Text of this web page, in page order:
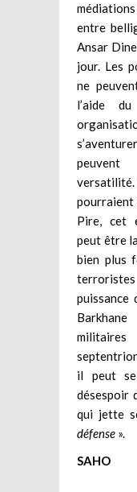
entre
Ansar
jour. Les
ne
l’aide
versatilité.
pourraient
Pire, cet
peut être
bien plus
il peut
désespoir
qui jette
défense ».
SAHO